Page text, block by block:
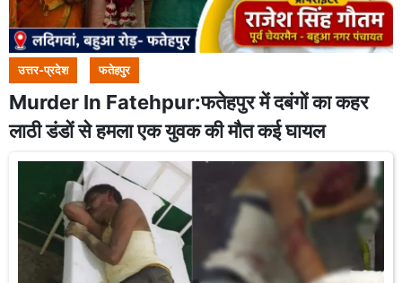
उत्तर-प्रदेश फतेहपुर
Murder In Fatehpur:फतेहपुर में दबंगों का कहर
लाठी डंडों से हमला एक युवक की मौत कई घायल